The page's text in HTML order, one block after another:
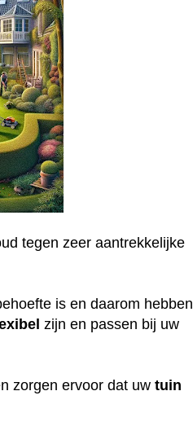
tegen zeer aantrekkelijke
is en daarom hebben
zijn en passen bij uw
zorgen ervoor dat uwtuin